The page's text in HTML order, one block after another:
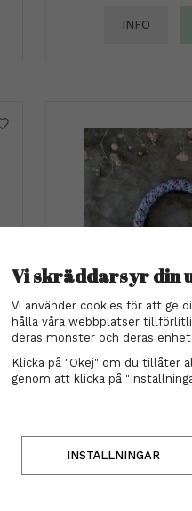
INFO
Hårsnodden - Light
INFO
Vi skräddarsyr din
Vi använder cookies för att ge
hålla våra webbplatser
deras mönster och deras
Klicka på "Okej" om du tillåter
genom att klicka på
INSTÄLLNINGAR